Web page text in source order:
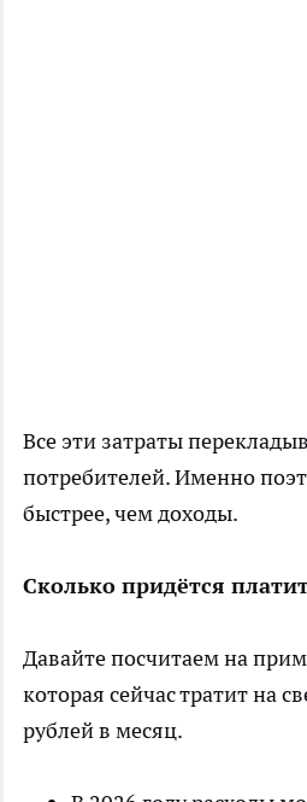
Все эти затраты
потребителей. Именно
быстрее, чем доходы.
Сколько придётся
Давайте посчитаем на
которая сейчас тратит на
рублей в месяц.